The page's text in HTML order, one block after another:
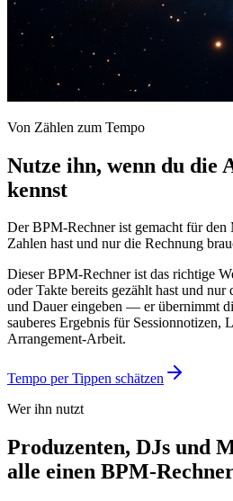
Von Zählen zum Tempo
Nutze ihn, wenn du die
kennst
Der BPM-Rechner ist gemacht für den
Zahlen hast und nur die Rechnung
Dieser BPM-Rechner ist das richtige
oder Takte bereits gezählt hast und
und Dauer eingeben — er übernimmt
sauberes Ergebnis für Sessionnotizen,
Arrangement-Arbeit.
Tempo per Tippen schätzen
Wer ihn nutzt
Produzenten, DJs und
alle einen BPM-